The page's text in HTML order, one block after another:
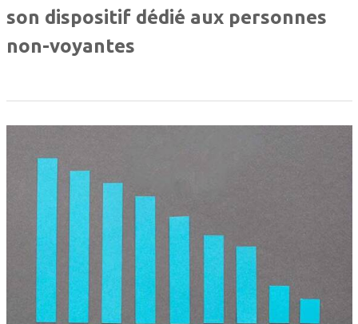
son dispositif dédié aux personnes
non-voyantes